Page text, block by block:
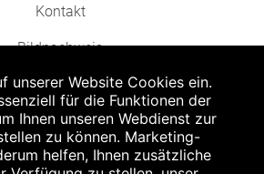
Kontakt
Bildnachweis
Mengen, solange der Vorrat reicht. Für Druck-
unserer Website Cookies ein.
für die Funktionen der
Ihnen unseren Webdienst zur
zu können. Marketing-
helfen, Ihnen zusätzliche